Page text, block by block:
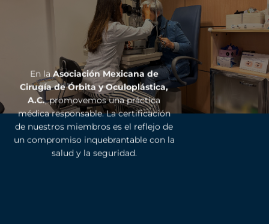
En la Asociación Mexicana de
Cirugía de Órbita y Oculoplástica,
A.C., promovemos una práctica
médica responsable. La certificación
de nuestros miembros es el reflejo de
un compromiso inquebrantable con la
salud y la seguridad.